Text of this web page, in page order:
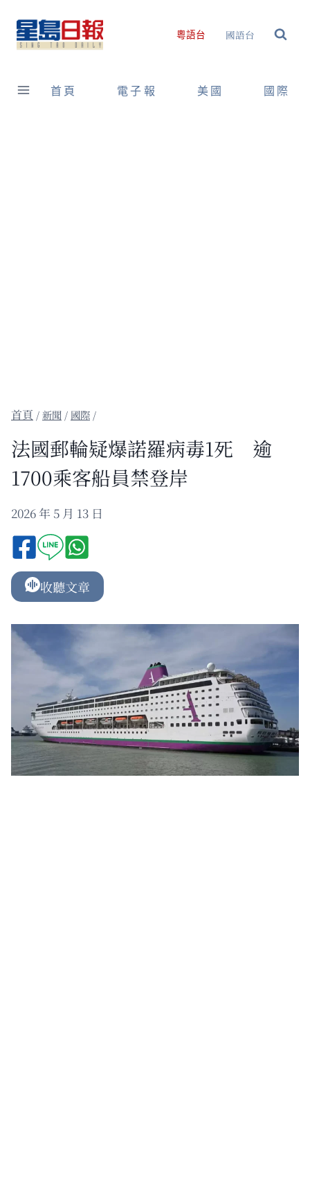
content
粵語台 國語台
首頁 電子報 美國 國際
/新聞 / 國際 /
法國郵輪疑爆諾羅病毒1死 逾
1700乘客船員禁登岸
2026 年 5 月 13 日
收聽文章